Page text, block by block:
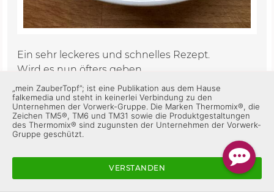
Ein sehr leckeres und schnelles Rezept.
Wird es nun öfters geben.
Gefällt mir
vor 2 Jahren
„mein ZauberTopf”; ist eine Publikation aus dem Hause
falkemedia und steht in keinerlei Verbindung zu den
Unternehmen der Vorwerk-Gruppe. Die Marken Thermomix®, die
Zeichen TM5®, TM6 und TM31 sowie die Produktgestaltungen
des Thermomix® sind zugunsten der Unternehmen der Vorwerk-
Gruppe geschützt.
VERSTANDEN